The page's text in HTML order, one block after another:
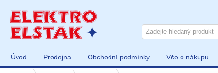
Úvod Prodejna Obchodní podmínky Vše o nákupu